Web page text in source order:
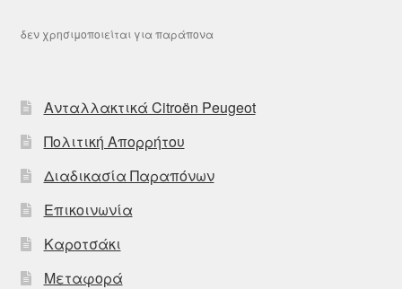
δεν χρησιμοποιείται για παράπονα
Ανταλλακτικά Citroën Peugeot
Πολιτική Απορρήτου
Διαδικασία Παραπόνων
Επικοινωνία
Καροτσάκι
Μεταφορά